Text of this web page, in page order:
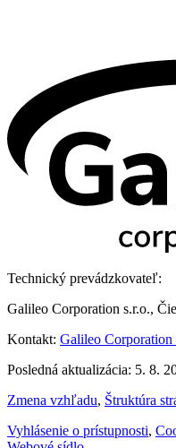
Technický prevádzkovateľ:
Galileo Corporation s.r.o.,
Kontakt: Galileo Corporation
Posledná aktualizácia: 5. 8.
Zmena vzhľadu, Štruktúra
Vyhlásenie o prístupnosti,